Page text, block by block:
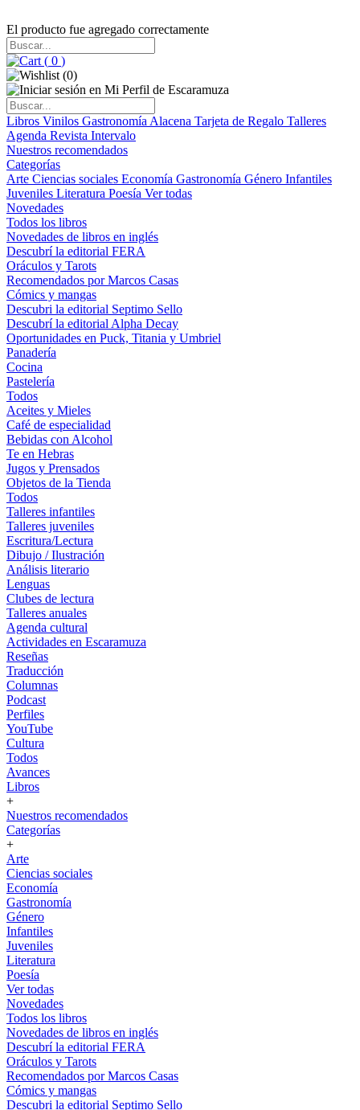
El producto fue agregado correctamente
( 0 )
(0)
Libros Vinilos Gastronomía Alacena Tarjeta de Regalo Talleres
Agenda Revista Intervalo
Nuestros recomendados
Categorías
Arte Ciencias sociales Economía Gastronomía Género Infantiles
Juveniles Literatura Poesía Ver todas
Novedades
Todos los libros
Novedades de libros en inglés
Descubrí la editorial FERA
Oráculos y Tarots
Recomendados por Marcos Casas
Cómics y mangas
Descubri la editorial Septimo Sello
Descubrí la editorial Alpha Decay
Oportunidades en Puck, Titania y Umbriel
Panadería
Cocina
Pastelería
Todos
Aceites y Mieles
Café de especialidad
Bebidas con Alcohol
Te en Hebras
Jugos y Prensados
Objetos de la Tienda
Todos
Talleres infantiles
Talleres juveniles
Escritura/Lectura
Dibujo / Ilustración
Análisis literario
Lenguas
Clubes de lectura
Talleres anuales
Agenda cultural
Actividades en Escaramuza
Reseñas
Traducción
Columnas
Podcast
Perfiles
YouTube
Cultura
Todos
Avances
Libros
+
Nuestros recomendados
Categorías
+
Arte
Ciencias sociales
Economía
Gastronomía
Género
Infantiles
Juveniles
Literatura
Poesía
Ver todas
Novedades
Todos los libros
Novedades de libros en inglés
Descubrí la editorial FERA
Oráculos y Tarots
Recomendados por Marcos Casas
Cómics y mangas
Descubri la editorial Septimo Sello